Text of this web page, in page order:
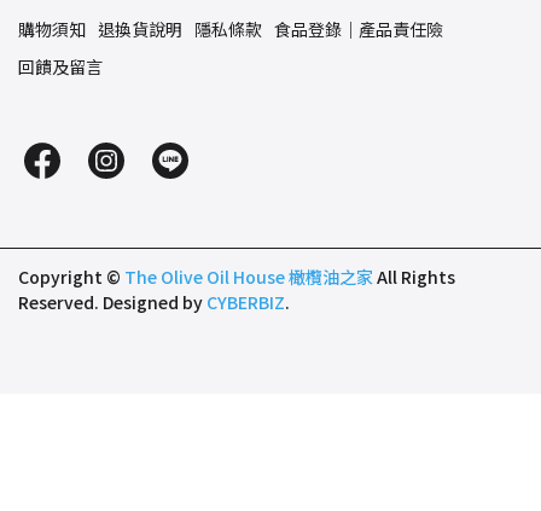
購物須知 退換貨說明 隱私條款 食品登錄｜產品責任險
回饋及留言
Copyright © The Olive Oil House 橄欖油之家All Rights
Reserved. Designed by CYBERBIZ.